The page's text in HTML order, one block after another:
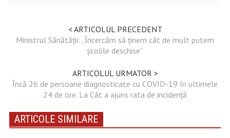
< ARTICOLUL PRECEDENT
Ministrul Sănătății: „Încercăm să ținem cât de mult putem
școlile deschise”
ARTICOLUL URMATOR >
Încă 26 de persoane diagnosticate cu COVID-19 în ultimele
24 de ore. La Cât a ajuns rata de incidență
ARTICOLE SIMILARE